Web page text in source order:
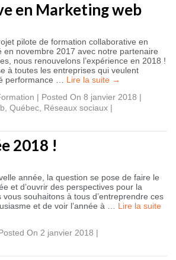
en Marketing web
pilote de formation collaborative en
en novembre 2017 avec notre partenaire
nous renouvelons l’expérience en 2018 !
à toutes les entreprises qui veulent
performance … Lire la suite →
| Posted On 8 janvier 2018 |
Québec Réseaux sociaux |
2018 !
année, la question se pose de faire le
et d’ouvrir des perspectives pour la
souhaitons à tous d’entreprendre ces
et de voir l’année à … Lire la suite
On 2 janvier 2018 |